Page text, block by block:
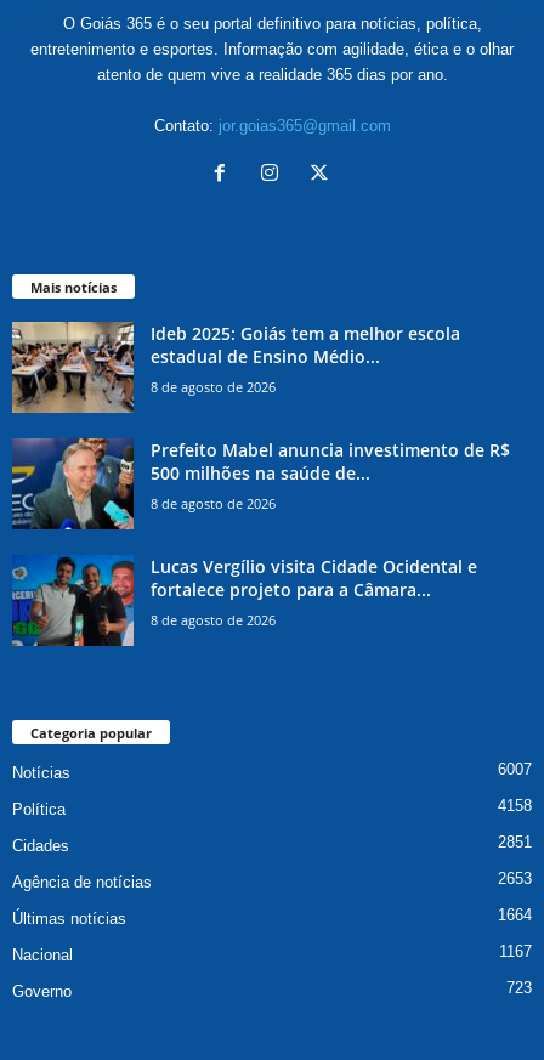
O Goiás 365 é o seu portal definitivo para notícias, política,
entretenimento e esportes. Informação com agilidade, ética e o olhar
atento de quem vive a realidade 365 dias por ano.
Contato: jor.goias365@gmail.com
Mais notícias
Ideb 2025: Goiás tem a melhor escola
estadual de Ensino Médio...
8 de agosto de 2026
Prefeito Mabel anuncia investimento de R$
500 milhões na saúde de...
8 de agosto de 2026
Lucas Vergílio visita Cidade Ocidental e
fortalece projeto para a Câmara...
8 de agosto de 2026
Categoria popular
Notícias 6007
Política 4158
Cidades 2851
Agência de notícias 2653
Últimas notícias 1664
Nacional 1167
Governo 723